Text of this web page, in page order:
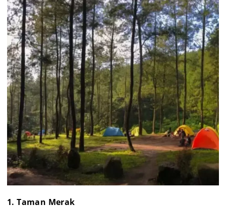
1. Taman Merak